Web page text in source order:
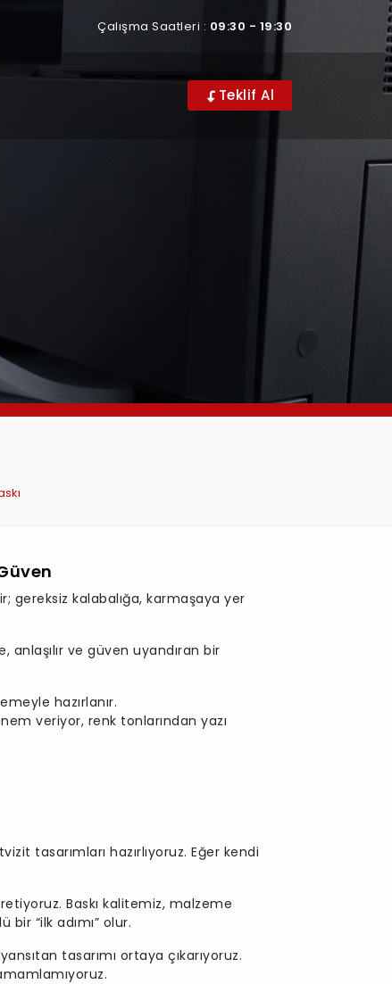
Çalışma Saatleri : 09:30 - 19:30
Teklif Al
gereksiz kalabalığa, karmaşaya yer
anlaşılır ve güven uyandıran bir
hazırlanır.
veriyor, renk tonlarından yazı
tasarımları hazırlıyoruz. Eğer kendi
Baskı kalitemiz, malzeme
“ilk adımı” olur.
tasarımı ortaya çıkarıyoruz.